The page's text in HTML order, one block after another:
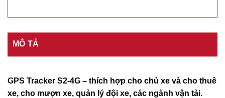
MÔ TẢ
GPS Tracker S2-4G – thích hợp cho chủ xe và cho thuê
xe, cho mượn xe, quản lý đội xe, các ngành vận tải.